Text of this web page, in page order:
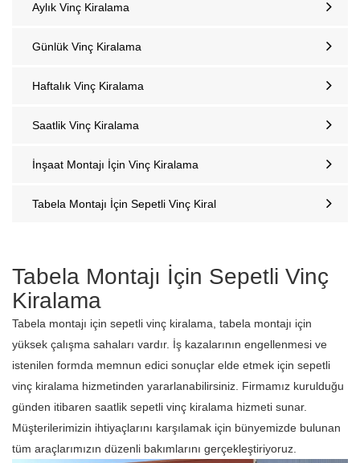
Aylık Vinç Kiralama
Günlük Vinç Kiralama
Haftalık Vinç Kiralama
Saatlik Vinç Kiralama
İnşaat Montajı İçin Vinç Kiralama
Tabela Montajı İçin Sepetli Vinç Kiral
Tabela Montajı İçin Sepetli Vinç
Kiralama
Tabela montajı için sepetli vinç kiralama, tabela montajı için
yüksek çalışma sahaları vardır. İş kazalarının engellenmesi ve
istenilen formda memnun edici sonuçlar elde etmek için sepetli
vinç kiralama hizmetinden yararlanabilirsiniz. Firmamız kurulduğu
günden itibaren saatlik sepetli vinç kiralama hizmeti sunar.
Müşterilerimizin ihtiyaçlarını karşılamak için bünyemizde bulunan
tüm araçlarımızın düzenli bakımlarını gerçekleştiriyoruz.